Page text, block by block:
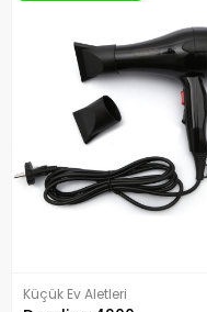
Küçük Ev Aletleri